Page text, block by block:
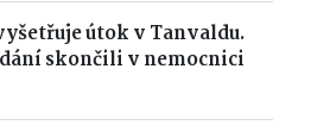
útok v Tanvaldu.
skončili v nemocnici